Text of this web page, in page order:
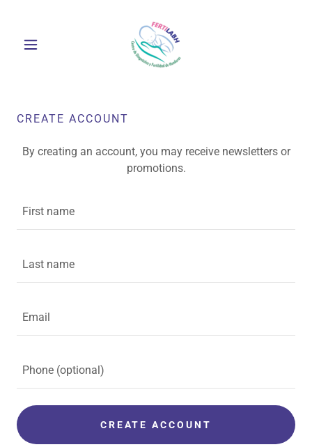
CREATE ACCOUNT
By creating an account, you may receive newsletters or
promotions.
CREATE ACCOUNT